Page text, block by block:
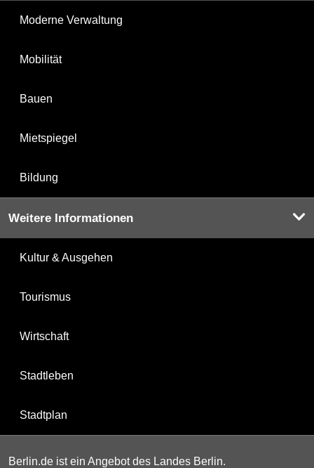
Moderne Verwaltung
Mobilität
Bauen
Mietspiegel
Bildung
Weitere Informationen
Kultur & Ausgehen
Tourismus
Wirtschaft
Stadtleben
Stadtplan
Berlin.de ist ein Angebot des Landes Berlin.